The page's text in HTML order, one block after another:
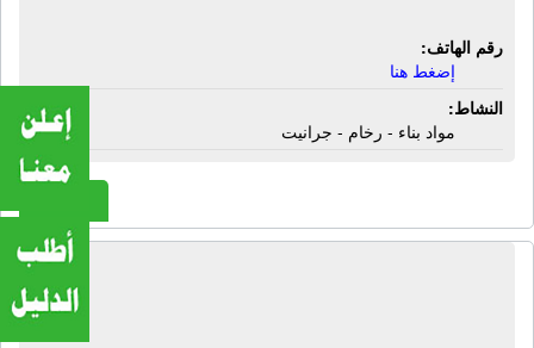
رقم الهاتف:
إضغط هنا
النشاط:
مواد بناء - رخام - جرانيت
الشركة الدولية لقص وتحويل الورق -
فوكس | تحويل ورق - قص ورق - أكياس